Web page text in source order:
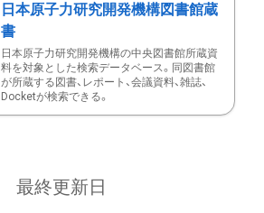
日本原子力研究開発機構図書館蔵
書
日本原子力研究開発機構の中央図書館所蔵資
料を対象とした検索データベース。同図書館
が所蔵する図書、レポート、会議資料、雑誌、
Docketが検索できる。
最終更新日